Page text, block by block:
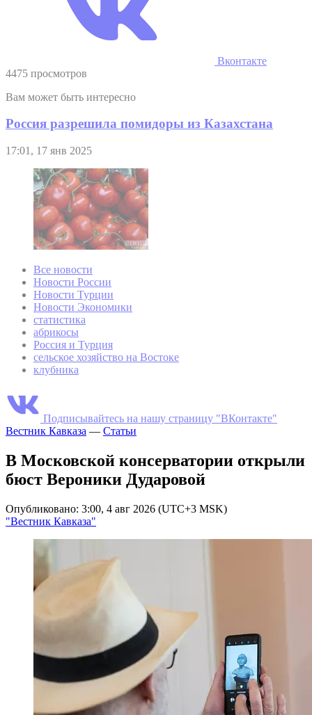
Вконтакте
4475 просмотров
Вам может быть интересно
Россия разрешила помидоры из Казахстана
17:01, 17 янв 2025
Все новости
Новости России
Новости Турции
Новости Экономики
статистика
абрикосы
Россия и Турция
сельское хозяйство на Востоке
клубника
Подписывайтесь на нашу страницу "ВКонтакте"
Вестник Кавказа — Статьи
В Московской консерватории открыли
бюст Вероники Дударовой
Опубликовано: 3:00, 4 авг 2026 (UTC+3 MSK)
"Вестник Кавказа"